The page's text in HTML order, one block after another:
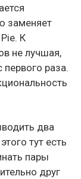
заменяет
К
не лучшая,
раза.
два
тут есть
пары
друг